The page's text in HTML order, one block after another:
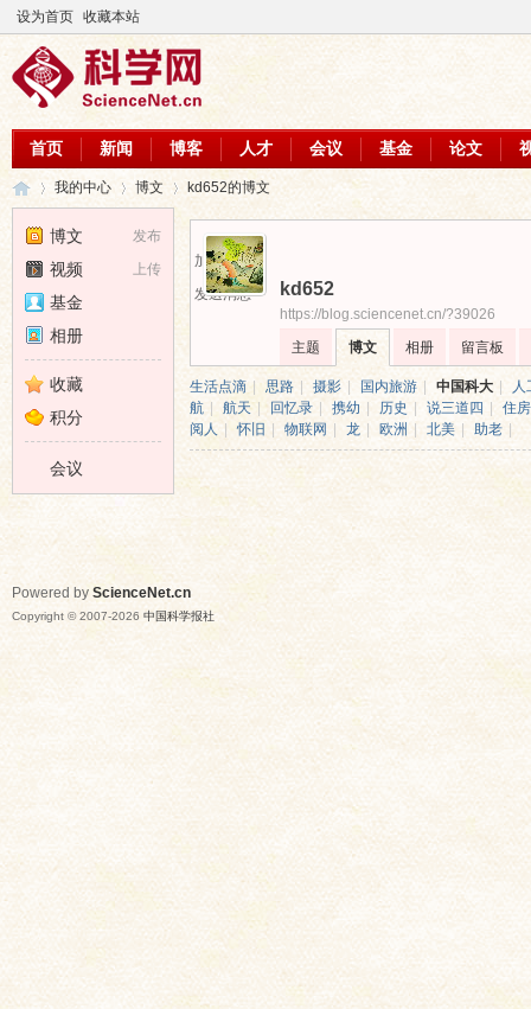
设为首页 收藏本站
首页 新闻 博客 人才 会议 基金 论文
›
我的中心 博文 kd652的博文
加为好友
发送消息
kd652
https://blog.sciencenet.cn/?39026
主题
博文 相册 留言板
生活点滴 思路 摄影 国内旅游 中国科大
人
航
航天 回忆录 携幼 历史 说三道四
住房
阅人
怀旧 | 物联网 龙 欧洲 北美 助老
发布
博文
上传
视频
基金
相册
收藏
积分
会议
Powered by ScienceNet.cn
Copyright © 2007-2026 中国科学报社